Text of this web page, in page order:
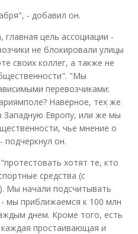
- добавил он.
цель ассоциации -
не блокировали улицы
своих коллег, а также не
"Мы
перевозчиками:
Наверное, тех же
Западную Европу, или же мы
чье мнение о
подчеркнул он.
хотят те, кто
средства (с
Мы начали подсчитывать
мы приближаемся к 100 млн
днем. Кроме того, есть
простаивающая и